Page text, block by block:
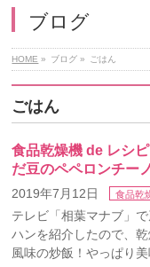
ブログ
HOME » ブログ » ごはん
ごはん
食品乾燥機 de レシ
だ豆のペペロンチー
2019年7月12日 食品乾
テレビ「相葉マナブ」
ハンを紹介したので、
風味の炒飯！やっぱ